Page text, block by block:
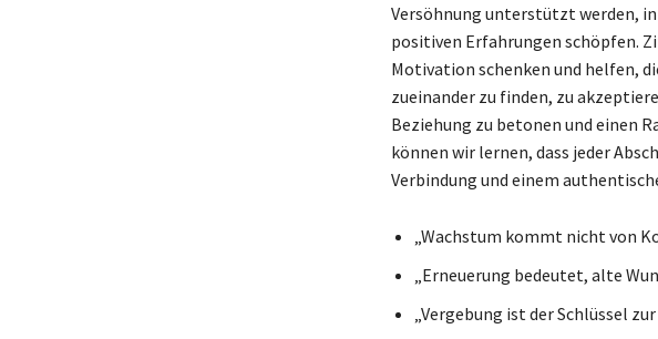
Versöhnung unterstützt werden,
positiven Erfahrungen schöpfen.
Motivation schenken und helfen,
zueinander zu finden, zu
Beziehung zu betonen und einen
können wir lernen, dass jeder
Verbindung und einem
„Wachstum kommt nicht von
„Erneuerung bedeutet, alte
„Vergebung ist der Schlüssel